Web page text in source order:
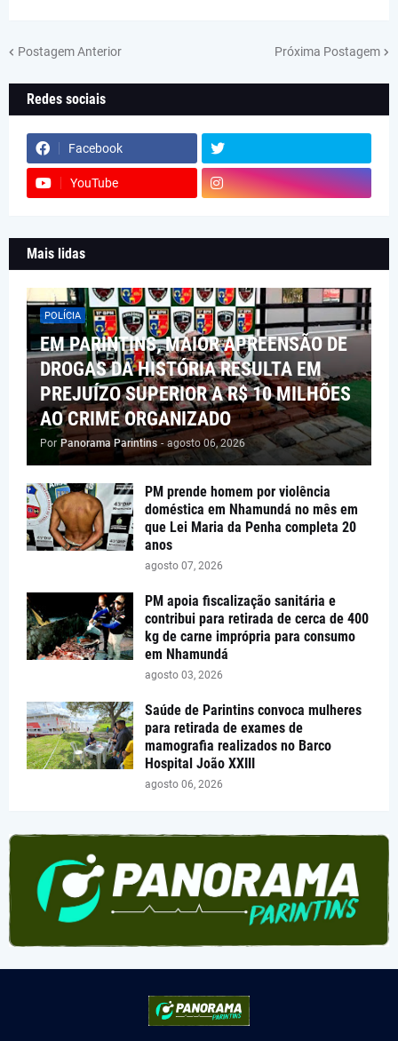
Postagem Anterior Próxima Postagem
Redes sociais
Facebook
YouTube
Mais lidas
POLÍCIA
EM PARINTINS, MAIOR APREENSÃO DE
DROGAS DA HISTÓRIA RESULTA EM
PREJUÍZO SUPERIOR A R$ 10 MILHÕES
AO CRIME ORGANIZADO
Por Panorama Parintins - agosto 06, 2026
PM prende homem por violência
doméstica em Nhamundá no mês em
que Lei Maria da Penha completa 20
anos
agosto 07, 2026
PM apoia fiscalização sanitária e
contribui para retirada de cerca de 400
kg de carne imprópria para consumo
em Nhamundá
agosto 03, 2026
Saúde de Parintins convoca mulheres
para retirada de exames de
mamografia realizados no Barco
Hospital João XXIII
agosto 06, 2026